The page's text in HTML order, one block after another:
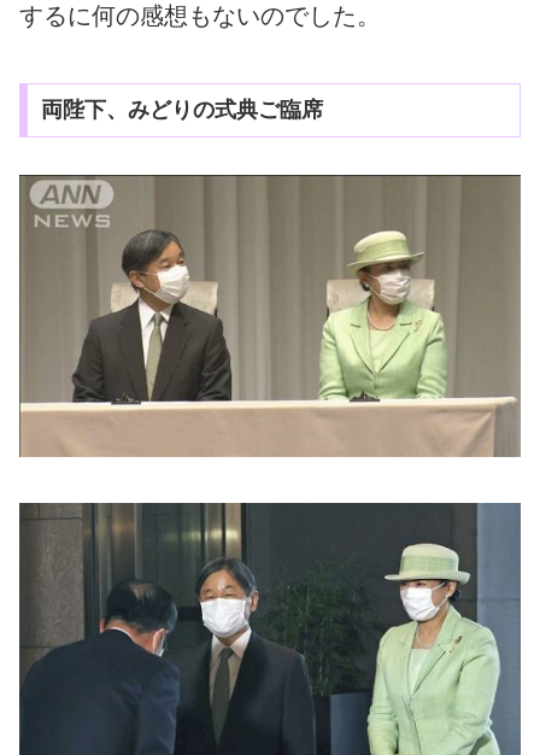
するに何の感想もないのでした。
両陛下、みどりの式典ご臨席